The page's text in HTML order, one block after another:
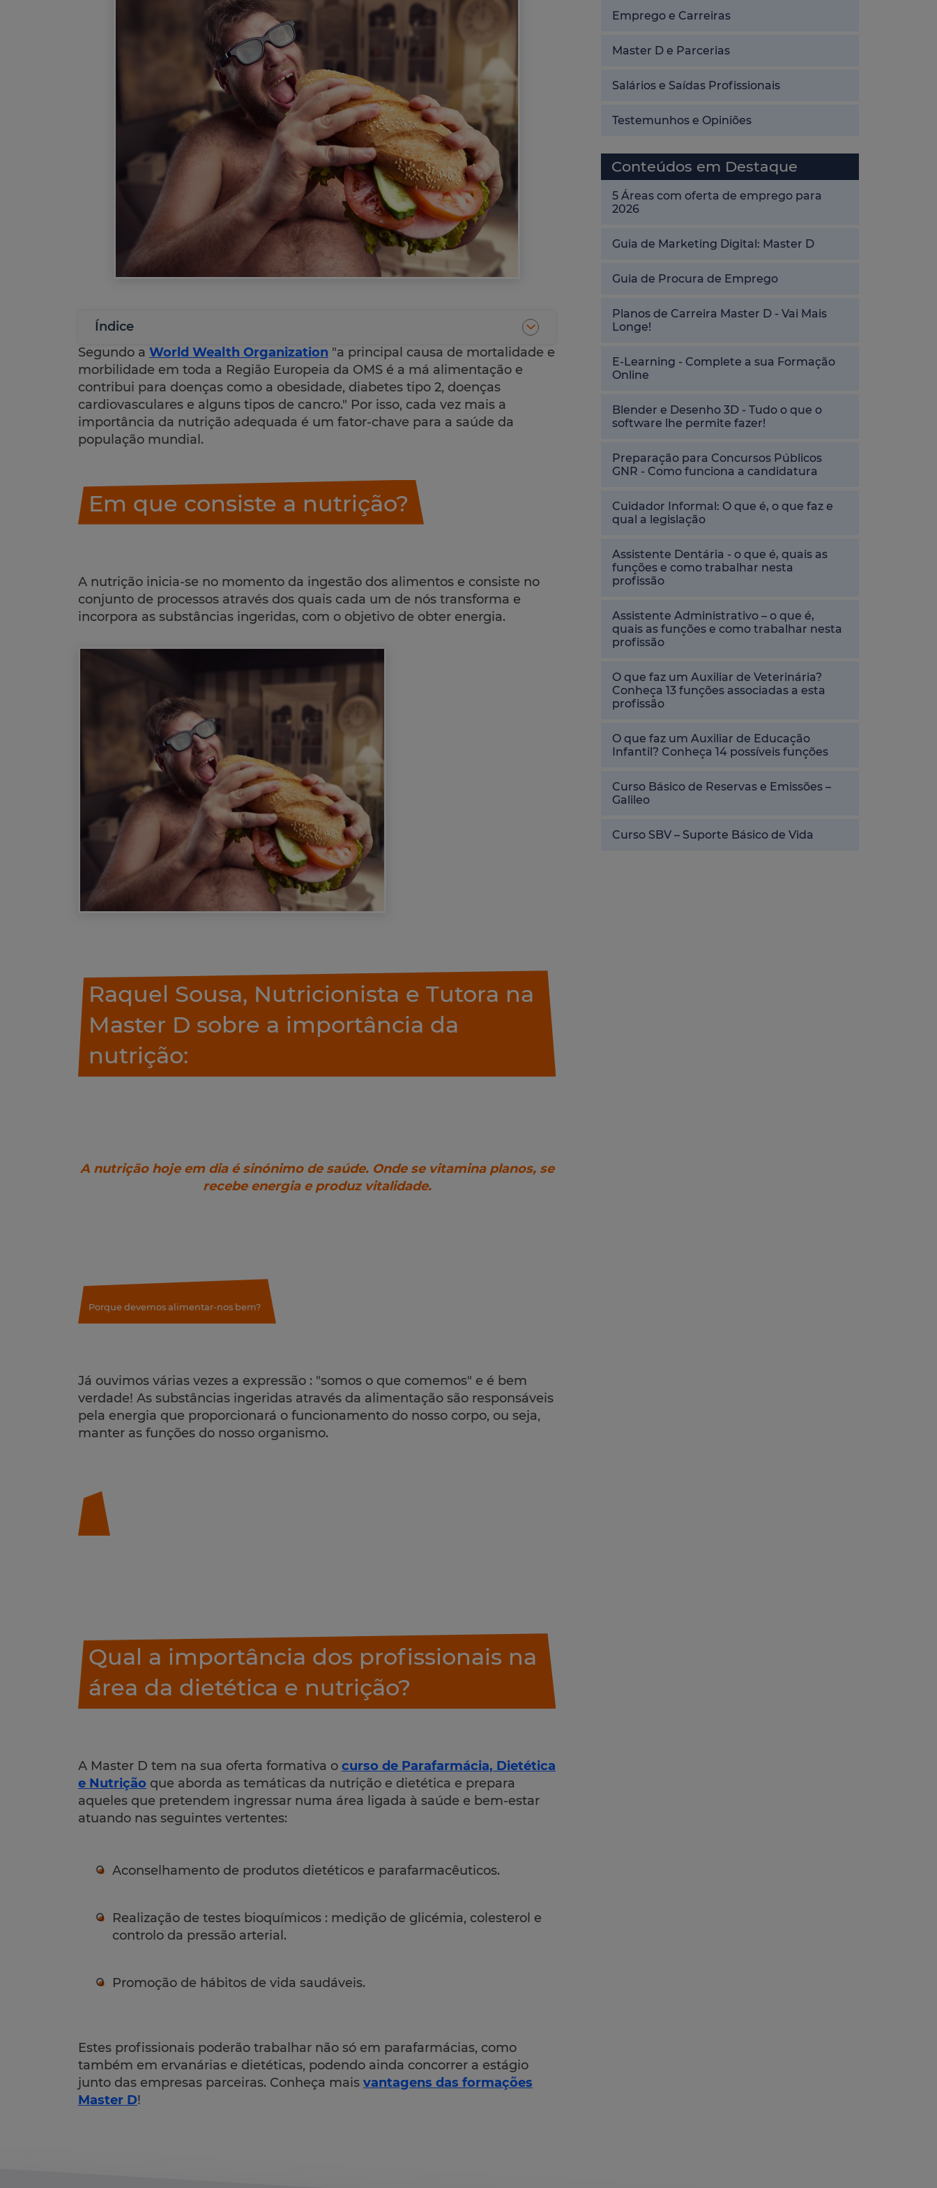
Índice
Segundo a World Wealth Organization "a principal causa de mortalidade e
morbilidade em toda a Região Europeia da OMS é a má alimentação e
contribui para doenças como a obesidade, diabetes tipo 2, doenças
cardiovasculares e alguns tipos de cancro." Por isso, cada vez mais a
importância da nutrição adequada é um fator-chave para a saúde da
população mundial.
Em que consiste a nutrição?
A nutrição inicia-se no momento da ingestão dos alimentos e consiste no
conjunto de processos através dos quais cada um de nós transforma e
incorpora as substâncias ingeridas, com o objetivo de obter energia.
Raquel Sousa, Nutricionista e Tutora na
Master D sobre a importância da
nutrição:
A nutrição hoje em dia é sinónimo de saúde. Onde se vitamina planos, se
recebe energia e produz vitalidade.
Porque devemos alimentar-nos bem?
Já ouvimos várias vezes a expressão : "somos o que comemos" e é bem
verdade! As substâncias ingeridas através da alimentação são responsáveis
pela energia que proporcionará o funcionamento do nosso corpo, ou seja,
manter as funções do nosso organismo.
Qual a importância dos profissionais na
área da dietética e nutrição?
A Master D tem na sua oferta formativa o curso de Parafarmácia, Dietética
e Nutrição que aborda as temáticas da nutrição e dietética e prepara
aqueles que pretendem ingressar numa área ligada à saúde e bem-estar
atuando nas seguintes vertentes:
Aconselhamento de produtos dietéticos e parafarmacêuticos.
Realização de testes bioquímicos : medição de glicémia, colesterol e
controlo da pressão arterial.
Promoção de hábitos de vida saudáveis.
Estes profissionais poderão trabalhar não só em parafarmácias, como
também em ervanárias e dietéticas, podendo ainda concorrer a estágio
junto das empresas parceiras. Conheça mais vantagens das formações
Master D!
Emprego e Carreiras
Master D e Parcerias
Salários e Saídas Profissionais
Testemunhos e Opiniões
Conteúdos em Destaque
5 Áreas com oferta de emprego para
2026
Guia de Marketing Digital: Master D
Guia de Procura de Emprego
Planos de Carreira Master D - Vai Mais
Longe!
E-Learning - Complete a sua Formação
Online
Blender e Desenho 3D - Tudo o que o
software lhe permite fazer!
Preparação para Concursos Públicos
GNR - Como funciona a candidatura
Cuidador Informal: O que é, o que faz e
qual a legislação
Assistente Dentária - o que é, quais as
funções e como trabalhar nesta
profissão
Assistente Administrativo – o que é,
quais as funções e como trabalhar nesta
profissão
O que faz um Auxiliar de Veterinária?
Conheça 13 funções associadas a esta
profissão
O que faz um Auxiliar de Educação
Infantil? Conheça 14 possíveis funções
Curso Básico de Reservas e Emissões –
Galileo
Curso SBV – Suporte Básico de Vida